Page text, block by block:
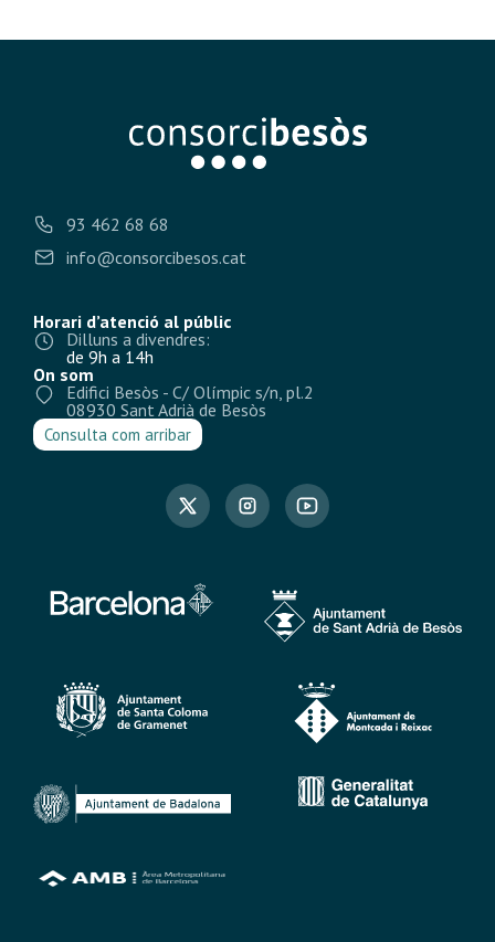
93 462 68 68
info@consorcibesos.cat
Horari d’atenció al públic
Dilluns a divendres:
de 9h a 14h
On som
Edifici Besòs - C/ Olímpic s/n, pl.2
08930 Sant Adrià de Besòs
Consulta com arribar